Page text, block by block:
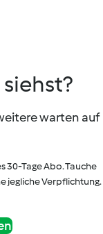
warten auf
30-Tage Abo. Tauche
jegliche Verpflichtung.